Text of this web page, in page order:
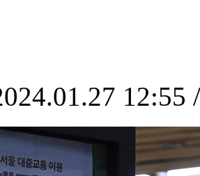
12:55